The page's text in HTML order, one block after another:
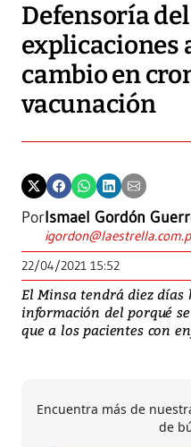
Defensoría
explicaciones
cambio en
vacunación
PorIsmael Gordón
22/04/2021 15:52
El Minsa tendrá diez
información del porqué
que a los pacientes con
Encuentra más de
de